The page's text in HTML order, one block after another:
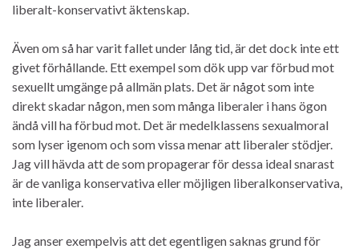
liberalt-konservativt äktenskap.
Även om så har varit fallet under lång tid, är det dock inte ett
givet förhållande. Ett exempel som dök upp var förbud mot
sexuellt umgänge på allmän plats. Det är något som inte
direkt skadar någon, men som många liberaler i hans ögon
ändå vill ha förbud mot. Det är medelklassens sexualmoral
som lyser igenom och som vissa menar att liberaler stödjer.
Jag vill hävda att de som propagerar för dessa ideal snarast
är de vanliga konservativa eller möjligen liberalkonservativa,
inte liberaler.
Jag anser exempelvis att det egentligen saknas grund för